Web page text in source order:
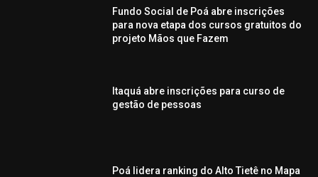
Fundo Social de Poá abre inscrições
para nova etapa dos cursos gratuitos do
projeto Mãos que Fazem
Itaquá abre inscrições para curso de
gestão de pessoas
Poá lidera ranking do Alto Tietê no Mapa